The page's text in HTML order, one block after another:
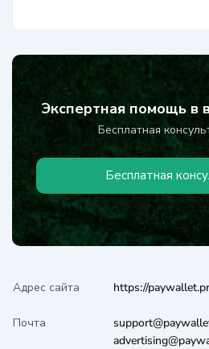
Экспертная помощь в
Бесплатная
Бесплатная
Адрес сайта https://
Почта